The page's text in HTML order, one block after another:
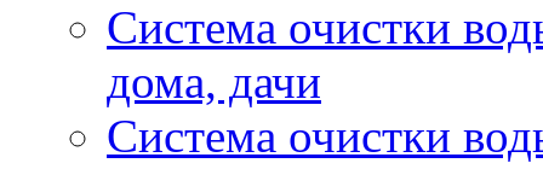
Система очистки
дома, дачи
Система очистки